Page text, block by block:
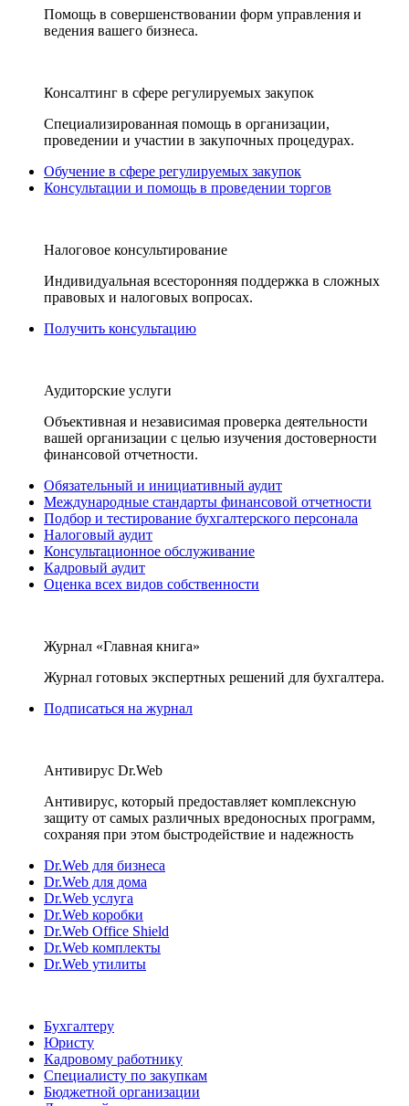
Помощь в совершенствовании форм управления и
ведения вашего бизнеса.
Консалтинг в сфере регулируемых закупок
Специализированная помощь в организации,
проведении и участии в закупочных процедурах.
Обучение в сфере регулируемых закупок
Консультации и помощь в проведении торгов
Налоговое консультирование
Индивидуальная всесторонняя поддержка в сложных
правовых и налоговых вопросах.
Получить консультацию
Аудиторские услуги
Объективная и независимая проверка деятельности
вашей организации с целью изучения достоверности
финансовой отчетности.
Обязательный и инициативный аудит
Международные стандарты финансовой отчетности
Подбор и тестирование бухгалтерского персонала
Налоговый аудит
Консультационное обслуживание
Кадровый аудит
Оценка всех видов собственности
Журнал «Главная книга»
Журнал готовых экспертных решений для бухгалтера.
Подписаться на журнал
Антивирус Dr.Web
Антивирус, который предоставляет комплексную
защиту от самых различных вредоносных программ,
сохраняя при этом быстродействие и надежность
Dr.Web для бизнеса
Dr.Web для дома
Dr.Web услуга
Dr.Web коробки
Dr.Web Office Shield
Dr.Web комплекты
Dr.Web утилиты
Бухгалтеру
Юристу
Кадровому работнику
Специалисту по закупкам
Бюджетной организации